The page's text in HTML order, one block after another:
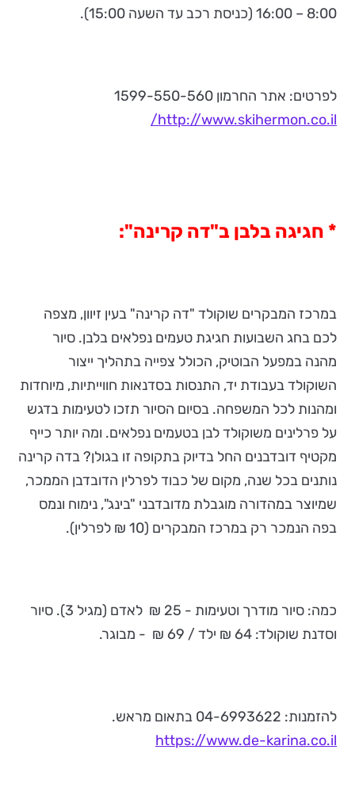
8:00 – 16:00 (כניסת רכב עד השעה 15:00).
לפרטים: אתר החרמון 1599-550-560
http://www.skihermon.co.il/
* חגיגה בלבן ב"דה קרינה":
במרכז המבקרים שוקולד "דה קרינה" בעין זיוון, מצפה
לכם בחג השבועות חגיגת טעמים נפלאים בלבן. סיור
מהנה במפעל הבוטיק, הכולל צפייה בתהליך ייצור
השוקולד בעבודת יד, התנסות בסדנאות חווייתיות, מיוחדות
ומהנות לכל המשפחה. בסיום הסיור תזכו לטעימות בדגש
על פרלינים משוקולד לבן בטעמים נפלאים. ומה יותר כייף
מקטיף דובדבנים החל בדיוק בתקופה זו בגולן? בדה קרינה
נותנים בכל שנה, מקום של כבוד לפרלין הדובדבן הממכר,
שמיוצר במהדורה מוגבלת מדובדבני "בינג", נימוח ונמס
בפה הנמכר רק במרכז המבקרים (10 ₪ לפרלין).
כמה: סיור מודרך וטעימות - 25 ₪ לאדם (מגיל 3). סיור
וסדנת שוקולד: 64 ₪ ילד / 69 ₪ - מבוגר.
להזמנות: 04-6993622 בתאום מראש.
https://www.de-karina.co.il